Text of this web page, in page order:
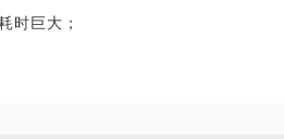
时巨大；
计错误，还怎么都找不到错误在哪……